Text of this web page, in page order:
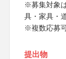
※募集対象
具・家具・
※複数応募
提出物